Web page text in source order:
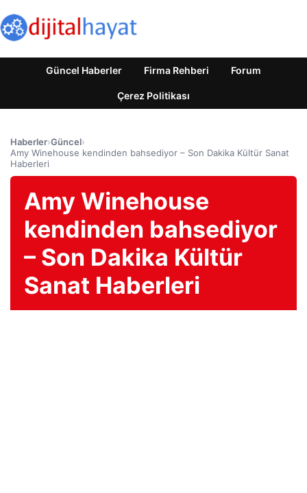
Güncel Haberler Firma Rehberi Forum
Çerez Politikası
Haberler›Güncel›
Amy Winehouse kendinden bahsediyor – Son Dakika Kültür Sanat
Haberleri
Amy Winehouse
kendinden bahsediyor
– Son Dakika Kültür
Sanat Haberleri